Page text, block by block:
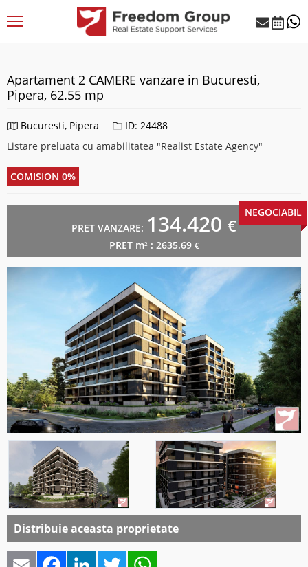
Apartament 2 CAMERE vanzare in Bucuresti,
Pipera, 62.55 mp
Bucuresti, Pipera
ID: 24488
Listare preluata cu amabilitatea "Realist Estate Agency"
COMISION 0%
PRET VANZARE: 134.420 €
PRET m2 : 2635.69 €
NEGOCIABIL
Distribuie aceasta proprietate